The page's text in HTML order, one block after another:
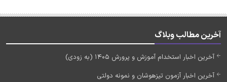
آخرین مطالب وبلاگ
آخرین اخبار استخدام آموزش و پرورش 1405 (به زودی)
آخرین اخبار آزمون تیزهوشان و نمونه دولتی